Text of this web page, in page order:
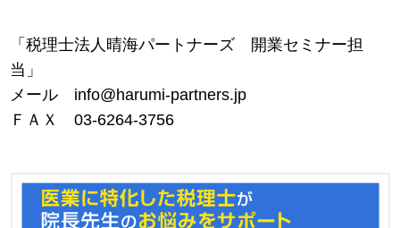
「税理士法人晴海パートナーズ 開業セミナー担
当」
メール info@harumi-partners.jp
ＦＡＸ 03-6264-3756